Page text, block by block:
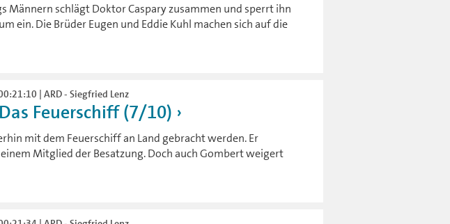
Männern schlägt Doktor Caspary zusammen und sperrt ihn
ein. Die Brüder Eugen und Eddie Kuhl machen sich auf die
| ARD - Siegfried Lenz
Feuerschiff (7/10)
mit dem Feuerschiff an Land gebracht werden. Er
Mitglied der Besatzung. Doch auch Gombert weigert